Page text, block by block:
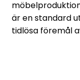
är en standard
tidlösa föremål